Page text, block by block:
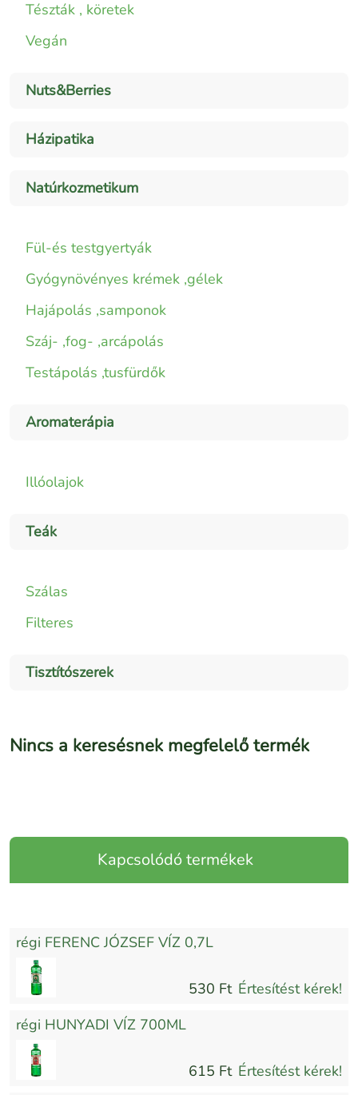
Tészták , köretek
Vegán
Nuts&Berries
Házipatika
Natúrkozmetikum
Fül-és testgyertyák
Gyógynövényes krémek ,gélek
Hajápolás ,samponok
Száj- ,fog- ,arcápolás
Testápolás ,tusfürdők
Aromaterápia
Illóolajok
Teák
Szálas
Filteres
Tisztítószerek
Nincs a keresésnek megfelelő termék
Kapcsolódó termékek
régi FERENC JÓZSEF VÍZ 0,7L
530 Ft Értesítést kérek!
régi HUNYADI VÍZ 700ML
615 Ft Értesítést kérek!